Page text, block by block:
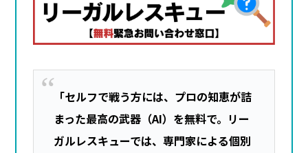
「セルフで戦う方には、プロの知恵が詰
まった最高の武器（AI）を無料で。リー
ガルレスキューでは、専門家による個別